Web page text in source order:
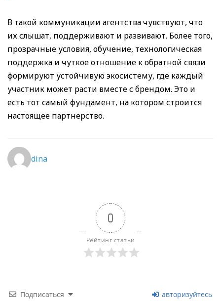
В такой коммуникации агентства чувствуют, что
их слышат, поддерживают и развивают. Более того,
прозрачные условия, обучение, технологическая
поддержка и чуткое отношение к обратной связи
формируют устойчивую экосистему, где каждый
участник может расти вместе с брендом. Это и
есть тот самый фундамент, на котором строится
настоящее партнерство.
dina
0
Рейтинг статьи
Подписаться авторизуйтесь